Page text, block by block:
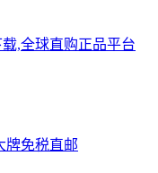
,全球直购正品平台
牌免税直邮